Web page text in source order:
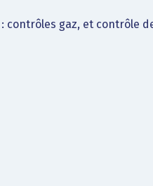
contrôles gaz, et contrôle